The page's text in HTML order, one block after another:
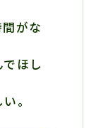
がな
ほし
。